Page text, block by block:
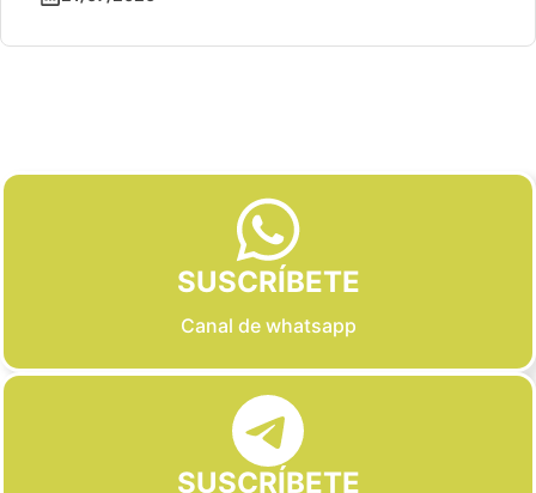
SUSCRÍBETE
Canal de whatsapp
SUSCRÍBETE